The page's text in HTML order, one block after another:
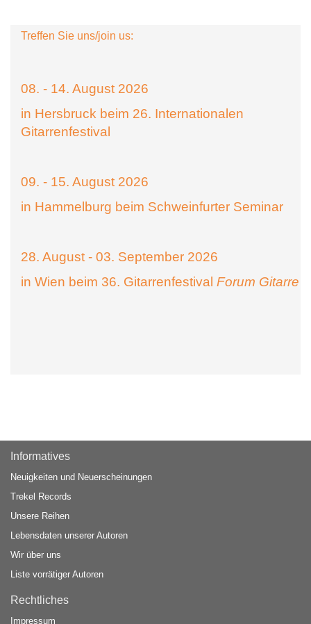
Treffen Sie uns/join us:
08. - 14. August 2026
in Hersbruck beim 26. Internationalen
Gitarrenfestival
09. - 15. August 2026
in Hammelburg beim Schweinfurter Seminar
28. August - 03. September 2026
in Wien beim 36. Gitarrenfestival Forum Gitarre
Informatives
Neuigkeiten und Neuerscheinungen
Trekel Records
Unsere Reihen
Lebensdaten unserer Autoren
Wir über uns
Liste vorrätiger Autoren
Rechtliches
Impressum